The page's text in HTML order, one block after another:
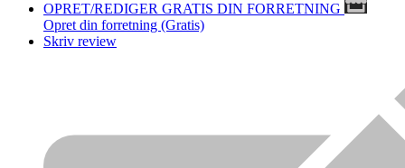
OPRET/REDIGER GRATIS DIN FORRETNING
Opret din forretning (Gratis)
Skriv review